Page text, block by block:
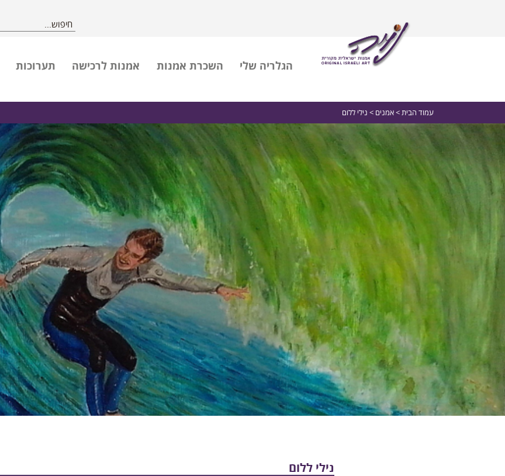
הגלריה שלי השכרת אמנות אמנות לרכישה תערוכות
עמוד הבית >אמנים > נילי ללום
נילי ללום